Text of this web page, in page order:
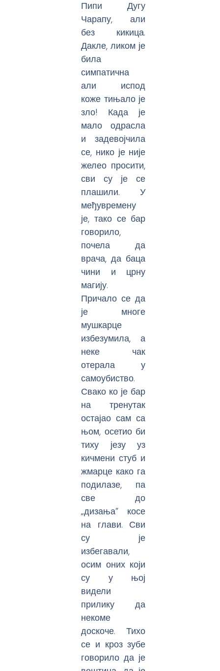
Пипи Дугу
Чарапу, али
без кикица.
Дакле, ликом је
била
симпатична
али испод
коже тињало је
зло! Када је
мало одрасла
и задевојчила
се, нико је није
желео просити,
сви су је се
плашили. У
међувремену
је, тако се бар
говорило,
почела да
врача, да баца
чини и црну
магију.
Причало се да
је многе
мушкарце
избезумила, а
неке чак
отерала у
самоубиство.
Свако ко је бар
на тренутак
остајао сам са
њом, осетио би
тиху језу уз
кичмени стуб и
жмарце како га
подилазе, па
све до
„дизања” косе
на глави. Сви
су је
избегавали,
осим оних који
су у њој
видели
прилику да
некоме
доскоче. Тихо
се и кроз зубе
говорило да је